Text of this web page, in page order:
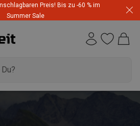
Preis! Bis zu -60 % im
Summer Sale